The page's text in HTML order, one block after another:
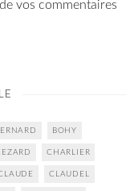
vos commentaires
BOHY
CHARLIER
CLAUDEL